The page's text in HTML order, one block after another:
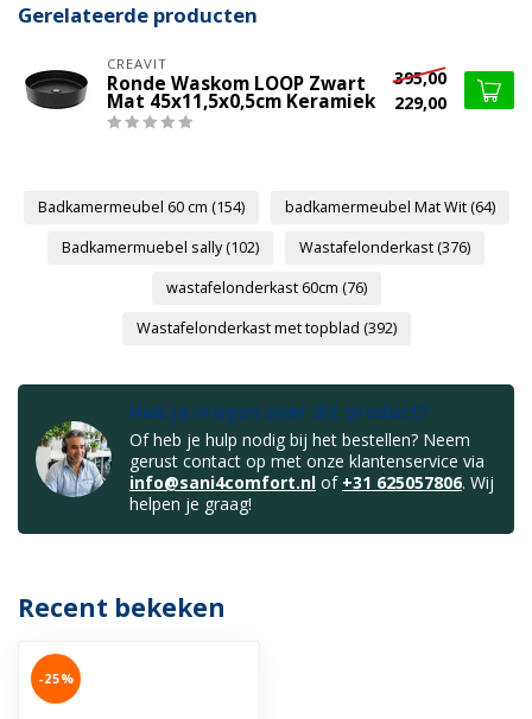
Gerelateerde producten
CREAVIT
Ronde Waskom LOOP Zwart
Mat 45x11,5x0,5cm Keramiek
395,00
229,00
Badkamermeubel 60 cm (154) badkamermeubel Mat Wit(64)
Badkamermuebel sally(102) Wastafelonderkast(376)
wastafelonderkast 60cm (76)
Wastafelonderkast met topblad (392)
Heb je vragen over dit product?
Of heb je hulp nodig bij het bestellen? Neem
gerust contact op met onze klantenservice via
info@sani4comfort.nl of +31 625057806. Wij
helpen je graag!
Recent bekeken
-25%